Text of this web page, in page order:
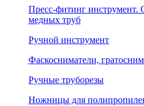
Пресс-фитинг инструмент.
медных труб
Ручной инструмент
Фаскосниматели,
Ручные труборезы
Ножницы для